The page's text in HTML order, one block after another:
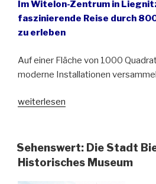
Im Witelon-Zentrum in
faszinierende Reise durch
zu erleben
Auf einer Fläche von 1000
moderne Installationen
„Alles
und
Licht
weiterlesen
Sehenswert: Die Stadt
Historisches Museum